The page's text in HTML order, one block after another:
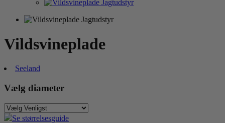
Vildsvineplade
Seeland
Vælg diameter
Se størrelsesguide